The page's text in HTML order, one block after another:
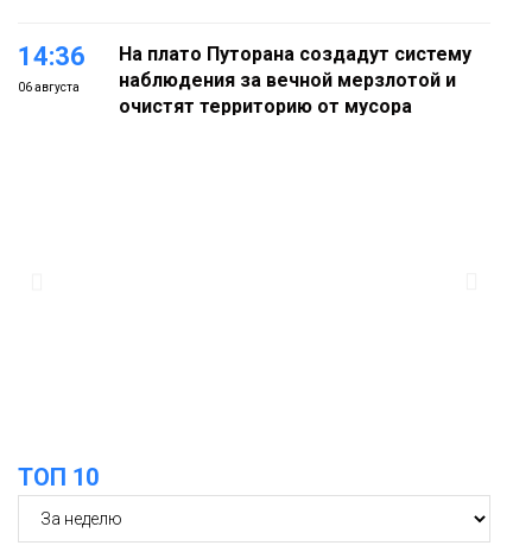
14:36
06 августа
На плато Путорана создадут систему
наблюдения за вечной мерзлотой и
очистят территорию от мусора
12:25
06 августа
списке городов, откуда приехали
норильчане
ТОП 10